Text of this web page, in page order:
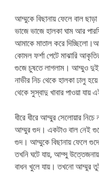
আম্মুকে বিছানায় ফেলে বাল
ভাজে ভাজে হালকা ঘাম আর
আমাকে মাতাল করে
কোমল ফর্শা পেটে মাঝারি
গুজে চুষতে লাগলাম। আম্মুও দুই
নাভীর নিচ থেকে হালকা ঢালু
থেকে সুস্বাদু খাবার পাওয়া
ধীরে ধীরে আম্মুর সেলোয়ার
আম্মুর গুদ। একটাও বাল নেই
গুদ। আম্মুকে বিছানায় ফেলে
তখনি ঘটে যায়, আম্সু
বাধন খুলে যায়। তখনো আম্মুর